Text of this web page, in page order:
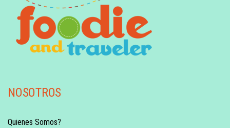
NOSOTROS
Quienes Somos?